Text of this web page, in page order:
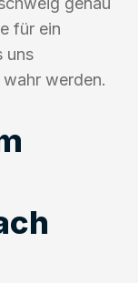
für ein
uns
werden.